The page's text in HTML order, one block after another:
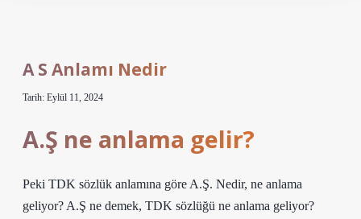
A S Anlamı Nedir
Tarih: Eylül 11, 2024
A.Ş ne anlama gelir?
Peki TDK sözlük anlamına göre A.Ş. Nedir, ne anlama
geliyor? A.Ş ne demek, TDK sözlüğü ne anlama geliyor?